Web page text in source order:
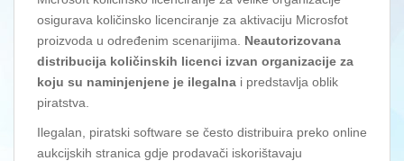
osigurava količinsko licenciranje za aktivaciju Microsfot
proizvoda u određenim scenarijima. Neautorizovana
distribucija količinskih licenci izvan organizacije za
koju su naminjenjene je ilegalna i predstavlja oblik
piratstva.
Ilegalan, piratski software se često distribuira preko online
aukcijskih stranica gdje prodavači iskorištavaju